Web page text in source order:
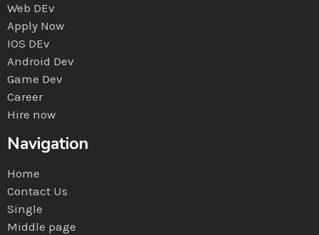
Web DEv
Apply Now
IOS DEv
Android Dev
Game Dev
Career
Hire now
Navigation
Home
Contact Us
Single
Middle page